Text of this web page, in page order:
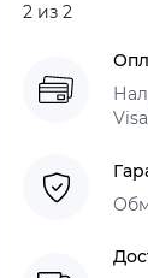
2 из 2